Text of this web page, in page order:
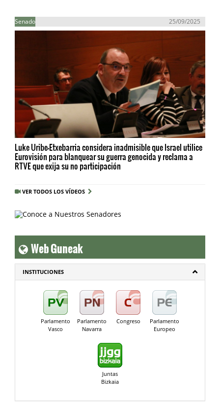
Senado 25/09/2025
Luke Uribe-Etxebarria considera inadmisible que Israel utilice
Eurovisión para blanquear su guerra genocida y reclama a
RTVE que exija su no participación
VER TODOS LOS VÍDEOS
Web Guneak
INSTITUCIONES
Parlamento
Vasco
Parlamento
Navarra
Congreso
Parlamento
Europeo
Juntas
Bizkaia